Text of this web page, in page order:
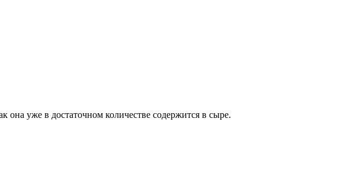
она уже в достаточном количестве содержится в сыре.